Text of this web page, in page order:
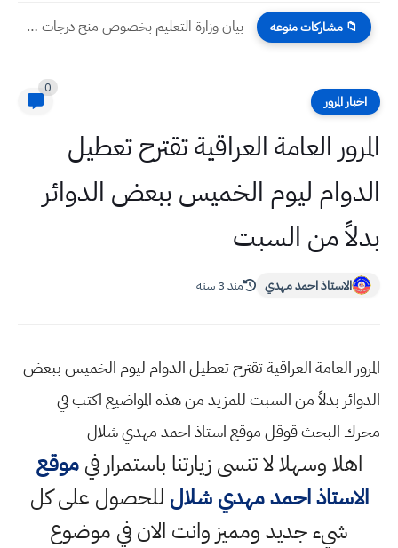
📁 مشاركات منوعه بيان وزارة التعليم بخصوص منح درجات إضافية لطلبة مدارس المتميزين...
اخبار المرور
0
المرور العامة العراقية تقترح تعطيل
الدوام ليوم الخميس ببعض الدوائر
بدلاً من السبت
الاستاذ احمد مهدي منذ 3 سنة
المرور العامة العراقية تقترح تعطيل الدوام ليوم الخميس ببعض
الدوائر بدلاً من السبت للمزيد من هذه المواضيع اكتب في
محرك البحث قوقل موقع استاذ احمد مهدي شلال
اهلا وسهلالا تنسى زيارتنا باستمرار فيموقع
الاستاذ احمد مهدي شلال للحصول على كل
شيء جديد ومميز وانت الان في موضوع